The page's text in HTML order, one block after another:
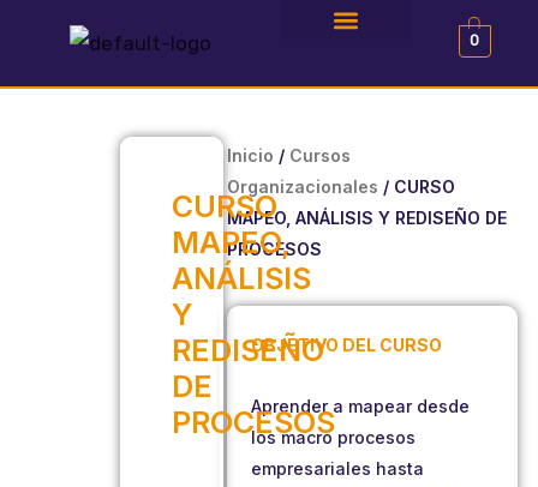
contenido
0
CURSO
MAPEO,
ANÁLISIS
Y
REDISEÑO
DE
PROCESOS
Inicio / Cursos
Organizacionales / CURSO
MAPEO, ANÁLISIS Y REDISEÑO DE
PROCESOS
OBJETIVO DEL CURSO
Aprender a mapear desde
los macro procesos
empresariales hasta